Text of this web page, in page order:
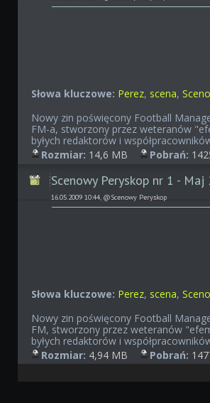
Słowa kluczowe: Perez, scena,
Nowy zin poświęcony Football
FM-a, stworzony przez weteranów
byłych redaktorów i
Rozmiar: 14,6 MB Pobrań:
Scenowy Peryskop nr 1 - Maj
16.05.2009 10:44, @Scenowy Peryskop
Słowa kluczowe: Perez, scena,
Nowy zin poświęcony Football
FM, stworzony przez weteranów
byłych redaktorów i
Rozmiar: 4,94 MB Pobrań: